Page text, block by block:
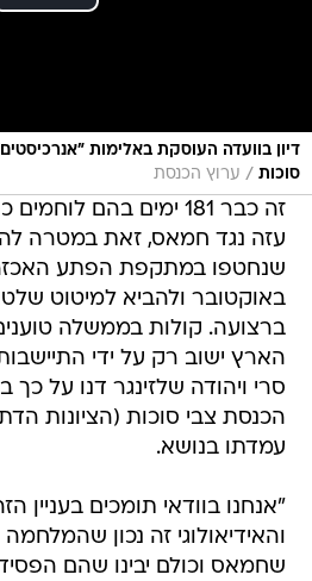
דיון בוועדה העוסקת באלימות
סוכות / ערוץ הכנסת
זה כבר 181 ימים בהם
עזה נגד חמאס, זאת במטרה
שנחטפו במתקפת הפתע
באוקטובר ולהביא למיטוט
ברצועה. קולות בממשלה
הארץ ישוב רק על ידי
הכנסת צבי סוכות (הציונות
עמדתו בנושא.
"אנחנו בוודאי תומכים בעניין
והאידיאולוגי זה נכון
שחמאס וכולם יבינו שהם